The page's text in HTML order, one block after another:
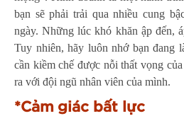
bạn sẽ phải trải qua nhiều cung
ngày. Những lúc khó khăn ập đến,
Tuy nhiên, hãy luôn nhớ bạn đang
cần kiềm chế được nỗi thất vọng
ra với đội ngũ nhân viên của mình.
*Cảm giác bất lực